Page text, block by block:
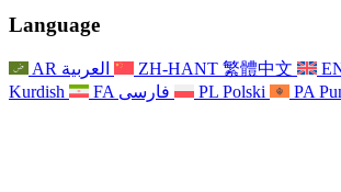
ਪਰਿਵਾਰਕ ਫੀਡਬੈਕ ਪ੍ਰਕਿਰਿਆ
ਨਿਊਜ਼ਲੈਟਰ
ਬਾਹਰ ਕੱਡਣਾ
ਪਰਿਵਾਰਾਂ ਲਈ ਮਨੋਵਿਗਿਆਨਕ ਸਹਾਇਤਾ
ਪਰਿਵਾਰਾਂ ਲਈ ਅੱਪਡੇਟ
ਘਟਨਾਵਾਂ
For Staff
ਸਟਾਫ ਲਈ ਸਹਾਇਤਾ
For Families
ਪਰਿਵਾਰਾਂ ਲਈ ਅੱਪਡੇਟ
ਘਟਨਾਵਾਂ
ਸੁਤੰਤਰ ਸਮੀਖਿਆ ਦੀ ਅੰਤਿਮ ਰਿਪੋਰਟ
ਸੁਤੰਤਰ ਸਮੀਖਿਆ ਦੀ ਪਹਿਲੀ ਰਿਪੋਰਟ
For Families
ਅੱਪਡੇਟ
Nottingham
ਪਰਿਵਾਰਕ ਮਨੋਵਿਗਿਆਨਕ ਸਹਾਇਤਾ ਸੇਵਾ
ਮਾਨਸਿਕ ਸਿਹਤ ਸੰਕਟ ਸਹਾਇਤਾ
ਖੇਤਰੀ ਸੇਵਾਵਾਂ ਨੌਟਿੰਘਮ
National
Language
AR العربية ZH-HANT 繁體中文
Kurdish
FA فارسی PL Polski PA